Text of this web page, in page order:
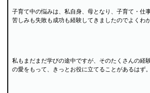
子育て中の悩みは、私自身、母となり、子育て・仕
苦しみも失敗も成功も経験してきましたのでよくわか
私もまだまだ学びの途中ですが、そのたくさんの経
の愛をもって、きっとお役に立てることがあるはず。